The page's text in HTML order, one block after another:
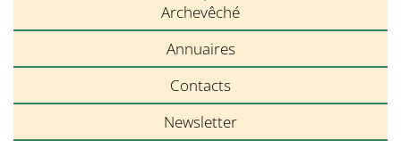
Archevêché
Annuaires
Contacts
Newsletter